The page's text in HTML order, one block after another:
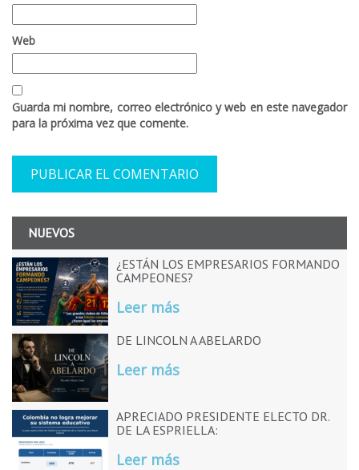
Web
Guarda mi nombre, correo electrónico y web en este navegador
para la próxima vez que comente.
NUEVOS
¿ESTÁN LOS EMPRESARIOS FORMANDO
CAMPEONES?
Leer más
DE LINCOLN A ABELARDO
Leer más
APRECIADO PRESIDENTE ELECTO DR.
DE LA ESPRIELLA:
Leer más